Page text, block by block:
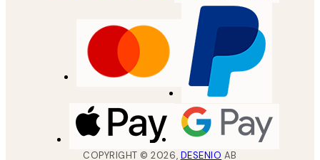
COPYRIGHT ©2026, DESENIO AB